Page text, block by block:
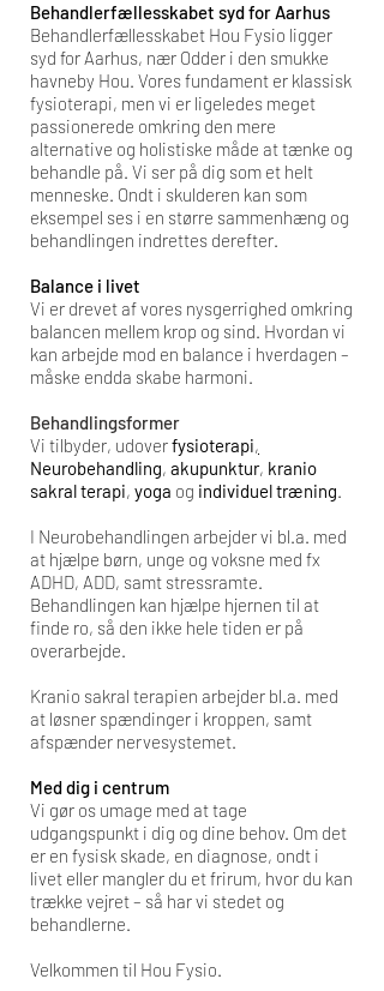
Behandlerfællesskabet syd for Aarhus
Behandlerfællesskabet Hou Fysio ligger
syd for Aarhus, nær Odder i den smukke
havneby Hou. Vores fundament er klassisk
fysioterapi, men vi er ligeledes meget
passionerede omkring den mere
alternative og holistiske måde at tænke og
behandle på. Vi ser på dig som et helt
menneske. Ondt i skulderen kan som
eksempel ses i en større sammenhæng og
behandlingen indrettes derefter.
Balance i livet
Vi er drevet af vores nysgerrighed omkring
balancen mellem krop og sind. Hvordan vi
kan arbejde mod en balance i hverdagen –
måske endda skabe harmoni.
Behandlingsformer
Vi tilbyder, udoverfysioterapi,
Neurobehandling, akupunktur, kranio
sakral terapi, yoga og individuel træning.
I Neurobehandlingen arbejder vi bl.a. med
at hjælpe børn, unge og voksne med fx
ADHD, ADD, samt stressramte.
Behandlingen kan hjælpe hjernen til at
finde ro, så den ikke hele tiden er på
overarbejde.
Kranio sakral terapien arbejder bl.a. med
at løsner spændinger i kroppen, samt
afspænder nervesystemet.
Med dig i centrum
Vi gør os umage med at tage
udgangspunkt i dig og dine behov. Om det
er en fysisk skade, en diagnose, ondt i
livet eller mangler du et frirum, hvor du kan
trække vejret – så har vi stedet og
behandlerne.
Velkommen til Hou Fysio.